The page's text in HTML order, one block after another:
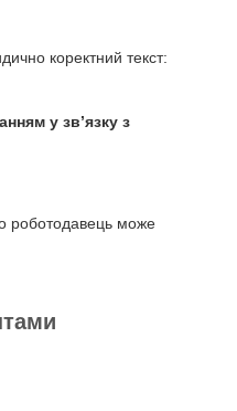
коректний текст:
у зв’язку з
роботодавець може